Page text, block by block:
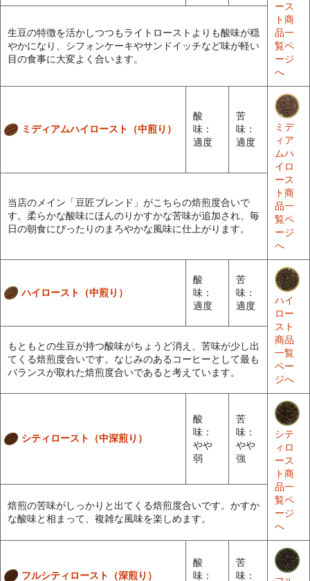
ース
ト商
品一
覧ペ
ージ
へ
生豆の特徴を活かしつつもライトローストよりも酸味が穏
やかになり、シフォンケーキやサンドイッチなど味が軽い
目の食事に大変よく合います。
ミディアムハイロースト（中煎り）
酸
味：
適度
苦
味：
適度
ミデ
ィア
ムハ
イロ
ース
ト商
品一
覧ペ
ージ
へ
当店のメイン「豆匠ブレンド」がこちらの焙煎度合いで
す。柔らかな酸味にほんのりかすかな苦味が追加され、毎
日の朝食にぴったりのまろやかな風味に仕上がります。
ハイロースト（中煎り）
酸
味：
適度
苦
味：
適度
ハイ
ロー
スト
商品
一覧
ペー
ジへ
もともとの生豆が持つ酸味がちょうど消え、苦味が少し出
てくる焙煎度合いです。なじみのあるコーヒーとして最も
バランスが取れた焙煎度合いであると考えています。
シティロースト（中深煎り）
酸
味：
やや
弱
苦
味：
やや
強
シテ
ィロ
ース
ト商
品一
覧ペ
ージ
へ
焙煎の苦味がしっかりと出てくる焙煎度合いです。かすか
な酸味と相まって、複雑な風味を楽しめます。
フルシティロースト（深煎り）
酸
味：
苦
味：